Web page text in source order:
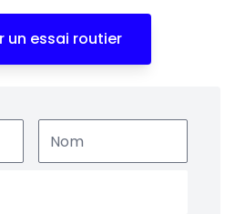
un essai routier